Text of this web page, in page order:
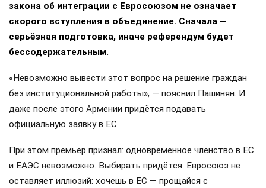
закона об интеграции с Евросоюзом не означает
скорого вступления в объединение. Сначала —
серьёзная подготовка, иначе референдум будет
бессодержательным.
«Невозможно вывести этот вопрос на решение граждан
без институциональной работы», — пояснил Пашинян. И
даже после этого Армении придётся подавать
официальную заявку в ЕС.
При этом премьер признал: одновременное членство в ЕС
и ЕАЭС невозможно. Выбирать придётся. Евросоюз не
оставляет иллюзий: хочешь в ЕС — прощайся с